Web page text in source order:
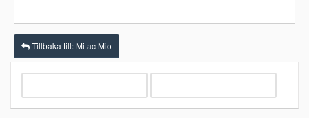
Tillbaka till: Mitac Mio